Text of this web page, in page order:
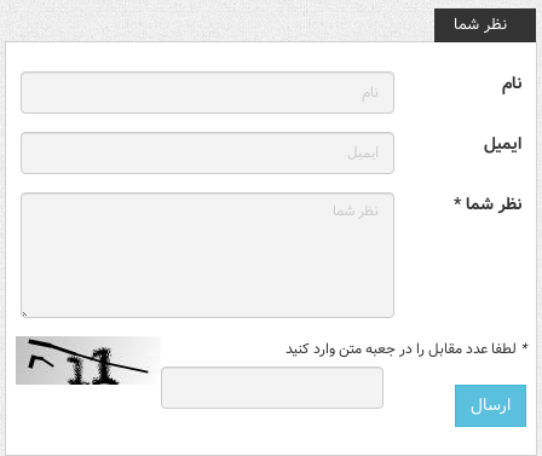
نظر شما
نام
ایمیل
نظر شما *
* لطفا عدد مقابل را در جعبه متن وارد کنید